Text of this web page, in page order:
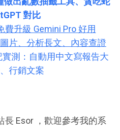
對比
費升級 Gemini Pro 好用
片、分析長文、內容查證
實測：自動用中文寫報告大
行銷文案
長 Esor ，歡迎參考我的系